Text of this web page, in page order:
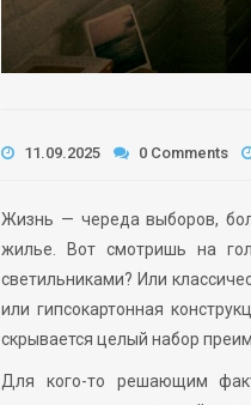
11.09.2025 0 Comments
Жизнь — череда выборов,
жилье. Вот смотришь на
светильниками? Или
или гипсокартонная
скрывается целый набор
Для кого-то решающим